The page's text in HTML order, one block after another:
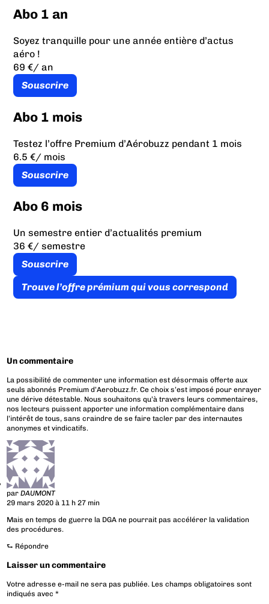
Abo 1 an
Soyez tranquille pour une année entière d’actus
aéro !
69 €/ an
Souscrire
Abo 1 mois
Testez l’offre Premium d’Aérobuzz pendant 1 mois
6.5 €/ mois
Souscrire
Abo 6 mois
Un semestre entier d’actualités premium
36 €/ semestre
Souscrire
Trouve l’offre prémium qui vous correspond
Un commentaire
La possibilité de commenter une information est désormais offerte aux
seuls abonnés Premium d’Aerobuzz.fr. Ce choix s’est imposé pour enrayer
une dérive détestable. Nous souhaitons qu’à travers leurs commentaires,
nos lecteurs puissent apporter une information complémentaire dans
l’intérêt de tous, sans craindre de se faire tacler par des internautes
anonymes et vindicatifs.
parDAUMONT
29 mars 2020 à 11 h 27 min
Mais en temps de guerre la DGA ne pourrait pas accélérer la validation
des procédures.
⮑ Répondre
Laisser un commentaire
Votre adresse e-mail ne sera pas publiée. Les champs obligatoires sont
indiqués avec*